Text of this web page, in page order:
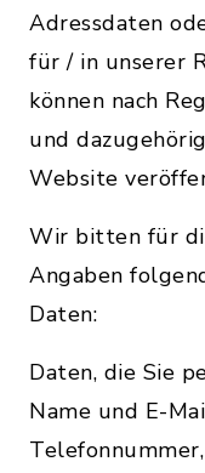
Adressdaten
für / in unserer
können nach
und
Website
Wir bitten für
Angaben
Daten:
Daten, die Sie
Name und E-